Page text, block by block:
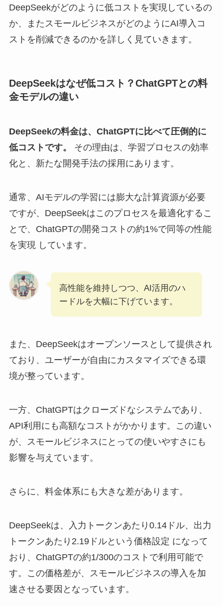
DeepSeekがどのように低コストを実現しているの
か、またスモールビジネスがどのようにAI導入コ
ストを削減できるのかを詳しく見ていきます。
DeepSeekはなぜ低コスト？ChatGPTとの料
金モデルの違い
DeepSeekの料金は、ChatGPTに比べて圧倒的に
低コストです。
その理由は、学習プロセスの効率
化と、新たな開発手法の採用にあります。
通常、AIモデルの学習には膨大な計算資源が必要
ですが、DeepSeekはこのプロセスを最適化するこ
とで、ChatGPTの開発コストの約1%で同等の性能
を実現 しています。
高性能を維持しつつ、AI活用のハ
ードルを大幅に下げています。
また、DeepSeekはオープンソースとして提供され
ており、ユーザーが自由にカスタマイズできる環
境が整っています。
一方、ChatGPTはクローズドなシステムであり、
API利用にも高額なコストがかかります。この違い
が、スモールビジネスにとっての使いやすさにも
影響を与えています。
さらに、料金体系にも大きな差があります。
DeepSeekは、入力トークンあたり0.14ドル、出力
トークンあたり2.19ドルという価格設定 になって
おり、ChatGPTの約1/300のコストで利用可能で
す。この価格差が、スモールビジネスの導入を加
速させる要因となっています。